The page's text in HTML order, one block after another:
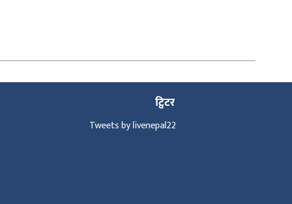
ट्विटर
Tweets by livenepal22